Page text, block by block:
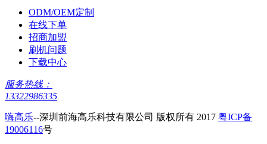
ODM/OEM定制
在线下单
招商加盟
刷机问题
下载中心
服务热线：
13322986335
嗨高乐--深圳前海高乐科技有限公司 版权所有 2017 粤ICP备
19006116号